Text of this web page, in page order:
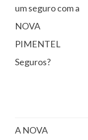
um seguro com a
NOVA
PIMENTEL
Seguros?
A NOVA